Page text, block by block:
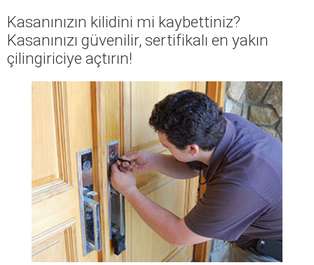
Kasanınızın kilidini mi kaybettiniz?
Kasanınızı güvenilir, sertifikalı en yakın
çilingiriciye açtırın!